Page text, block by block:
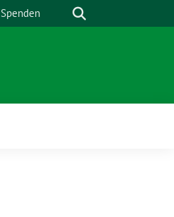
Spenden Suche